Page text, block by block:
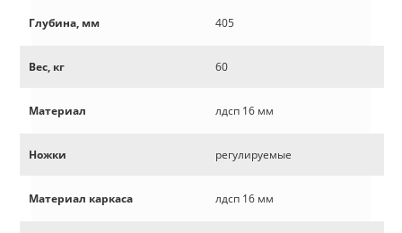
Глубина, мм 405
Вес, кг 60
Материал лдсп 16 мм
Ножки регулируемые
Материал каркаса лдсп 16 мм